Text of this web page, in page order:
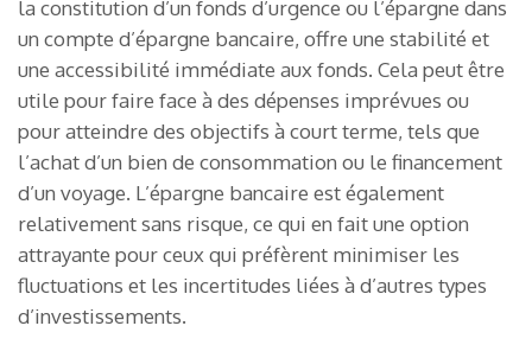
la constitution d’un fonds d’urgence ou l’épargne dans
un compte d’épargne bancaire, offre une stabilité et
une accessibilité immédiate aux fonds. Cela peut être
utile pour faire face à des dépenses imprévues ou
pour atteindre des objectifs à court terme, tels que
l’achat d’un bien de consommation ou le financement
d’un voyage. L’épargne bancaire est également
relativement sans risque, ce qui en fait une option
attrayante pour ceux qui préfèrent minimiser les
fluctuations et les incertitudes liées à d’autres types
d’investissements.